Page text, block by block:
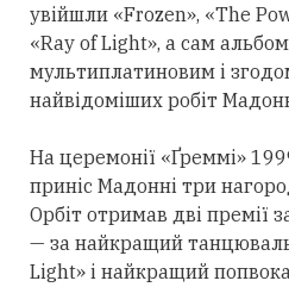
увійшли «Frozen», «The
«Ray of Light», а сам
мультиплатиновим і
найвідоміших робіт
На церемонії «Ґреммі»
приніс Мадонні три
Орбіт отримав дві премії
— за найкращий
Light» і найкращий